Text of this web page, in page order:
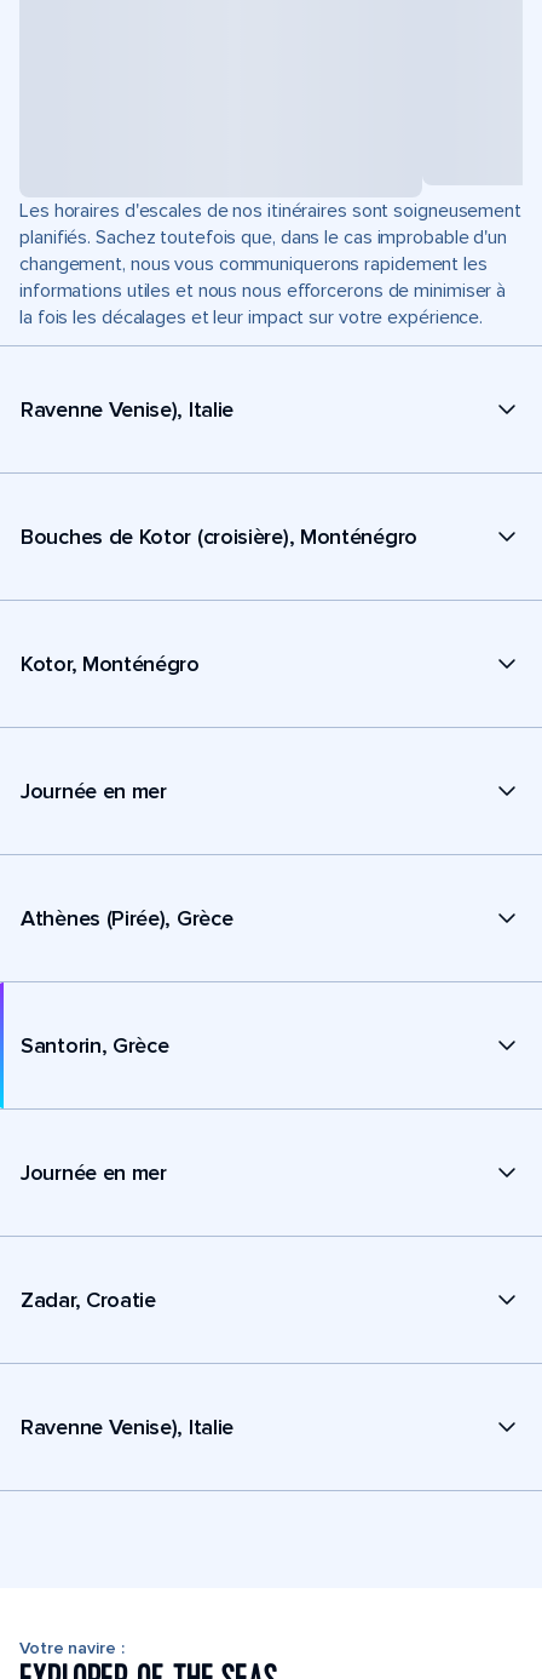
Les horaires d'escales de nos itinéraires sont soigneusement
planifiés. Sachez toutefois que, dans le cas improbable d'un
changement, nous vous communiquerons rapidement les
informations utiles et nous nous efforcerons de minimiser à
la fois les décalages et leur impact sur votre expérience.
Ravenne Venise), Italie
Bouches de Kotor (croisière), Monténégro
Kotor, Monténégro
Journée en mer
Athènes (Pirée), Grèce
Santorin, Grèce
Journée en mer
Zadar, Croatie
Ravenne Venise), Italie
Votre navire :